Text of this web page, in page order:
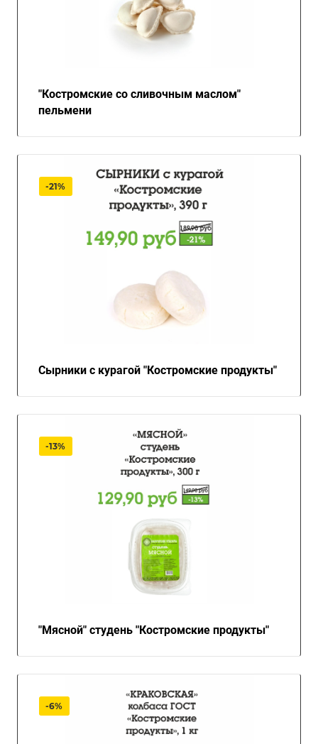
"Костромские со сливочным маслом"
пельмени
Сырники с курагой "Костромские продукты"
-21%
"Мясной" студень "Костромские продукты"
-13%
-6%